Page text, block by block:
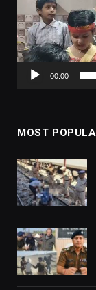
00:00
MOST